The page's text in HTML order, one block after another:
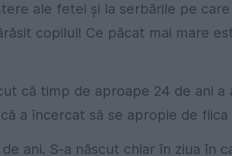
ale fetei și la serbările pe
copilul! Ce păcat mai mare
că timp de aproape 24 de ani
a încercat să se apropie de
ani. S-a născut chiar în ziua în